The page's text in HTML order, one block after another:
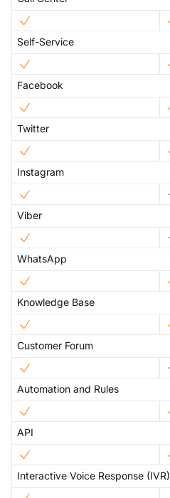
Self-Service
Facebook
Twitter
Instagram
Viber
WhatsApp
Knowledge Base
Customer Forum
Automation and Rules
API
Interactive Voice Response (IVR)